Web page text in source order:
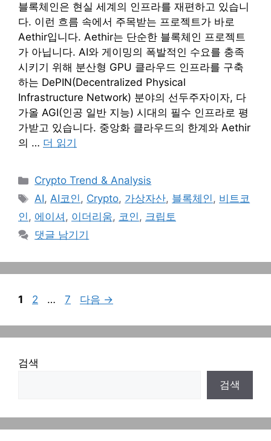
블록체인은 현실 세계의 인프라를 재편하고 있습니
다. 이런 흐름 속에서 주목받는 프로젝트가 바로
Aethir입니다. Aethir는 단순한 블록체인 프로젝트
가 아닙니다. AI와 게이밍의 폭발적인 수요를 충족
시키기 위해 분산형 GPU 클라우드 인프라를 구축
하는 DePIN(Decentralized Physical
Infrastructure Network) 분야의 선두주자이자, 다
가올 AGI(인공 일반 지능) 시대의 필수 인프라로 평
가받고 있습니다. 중앙화 클라우드의 한계와 Aethir
의 … 더 읽기
카
테
리
Crypto Trend & Analysis
태
그
AI,AI코인, Crypto, 가상자산, 블록체인, 비트코
인, 에이셔 , 이더리움, 코인, 크립토
댓글 남기기
페
지
1
페
지
2 …
페
지
7 다음 →
검색
검색